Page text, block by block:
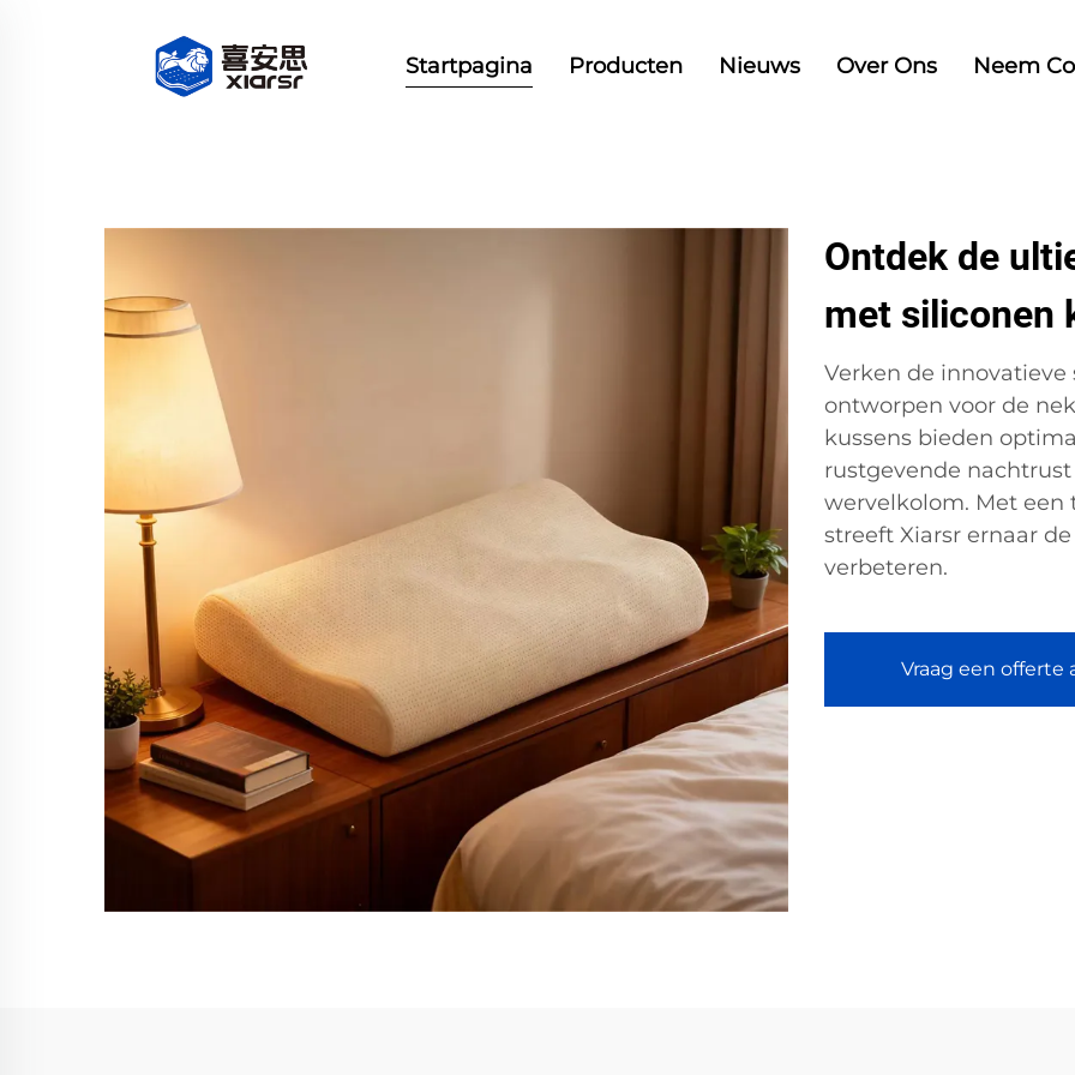
Startpagina Producten Nieuws Over Ons Neem
Ontdek de
met siliconen
Verken de innovatieve
ontworpen voor de
kussens bieden
rustgevende
wervelkolom. Met
streeft Xiarsr ernaar
verbeteren.
Vraag een offerte